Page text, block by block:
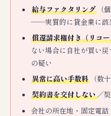
給与ファクタリング （
——実質的に貸金業に該
償還請求権付き（リコ
ない場合に自社が買い
の疑い
異常に高い手数料 （数
契約書を交付しない／
会社の所在地・固定電